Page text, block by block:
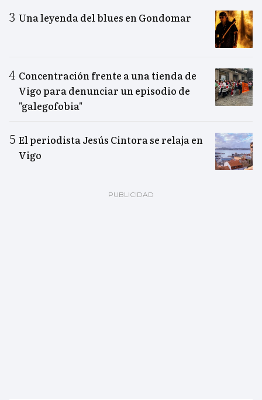
Una leyenda del blues en Gondomar
Concentración frente a una tienda de
Vigo para denunciar un episodio de
"galegofobia"
El periodista Jesús Cintora se relaja en
Vigo